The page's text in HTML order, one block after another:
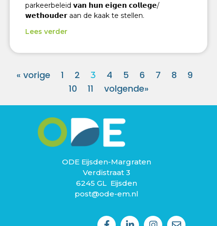
parkeerbeleid 𝘃𝗮𝗻 𝗵𝘂𝗻 𝗲𝗶𝗴𝗲𝗻 𝗰𝗼𝗹𝗹𝗲𝗴𝗲/
𝘄𝗲𝘁𝗵𝗼𝘂𝗱𝗲𝗿 aan de kaak te stellen.
Lees verder
« vorige 1 2 3 4 5 6 7 8
9
10
11 volgende»
ODE Eijsden-Margraten
Verdistraat 3
6245 GL Eijsden
post@ode-em.nl